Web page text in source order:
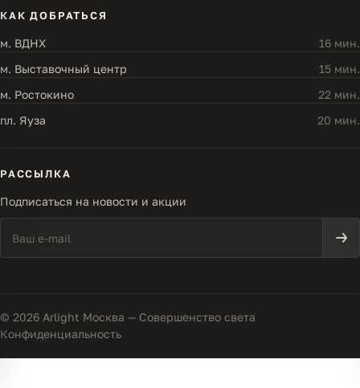
КАК ДОБРАТЬСЯ
м. ВДНХ
16 мин.
м. Выставочный центр
15 мин.
м. Ростокино
22 мин.
пл. Яуза
20 мин.
РАССЫЛКА
Подписаться на новости и акции
© 2026 Arlight Москва — Совершенство света
Конфиденциальность